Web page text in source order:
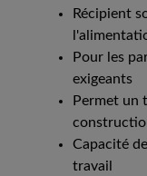
Récipient
Pour les
exigeants
Permet un
Capacité
travail